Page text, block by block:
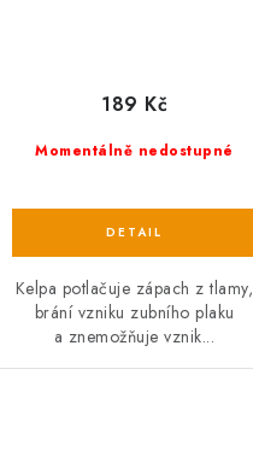
Momentálně nedostupné
189 Kč
Kelpa potlačuje zápach z tlamy,
brání vzniku zubního plaku
a znemožňuje vznik...